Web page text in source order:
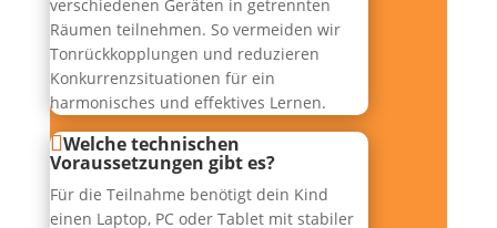
verschiedenen Geräten in getrennten
Räumen teilnehmen. So vermeiden wir
Tonrückkopplungen und reduzieren
Konkurrenzsituationen für ein
harmonisches und effektives Lernen.
Welche technischen
Voraussetzungen gibt es?
Für die Teilnahme benötigt dein Kind
einen Laptop, PC oder Tablet mit stabiler